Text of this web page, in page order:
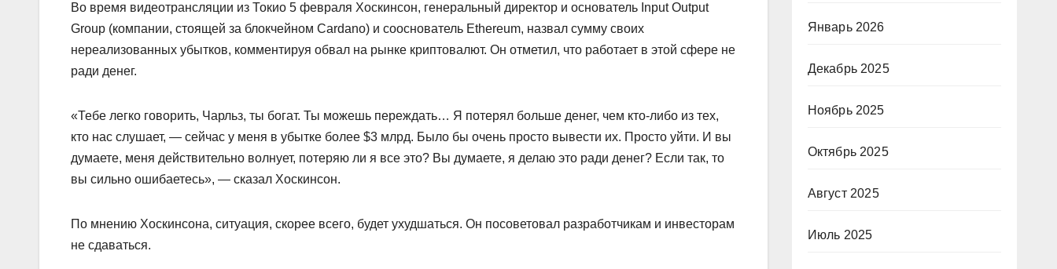
Во время видеотрансляции из Токио 5 февраля Хоскинсон, генеральный директор и основатель Input Output
Group (компании, стоящей за блокчейном Cardano) и сооснователь Ethereum, назвал сумму своих
нереализованных убытков, комментируя обвал на рынке криптовалют. Он отметил, что работает в этой сфере не
ради денег.
«Тебе легко говорить, Чарльз, ты богат. Ты можешь переждать… Я потерял больше денег, чем кто-либо из тех,
кто нас слушает, — сейчас у меня в убытке более $3 млрд. Было бы очень просто вывести их. Просто уйти. И вы
думаете, меня действительно волнует, потеряю ли я все это? Вы думаете, я делаю это ради денег? Если так, то
вы сильно ошибаетесь», — сказал Хоскинсон.
По мнению Хоскинсона, ситуация, скорее всего, будет ухудшаться. Он посоветовал разработчикам и инвесторам
не сдаваться.
Январь 2026
Декабрь 2025
Ноябрь 2025
Октябрь 2025
Август 2025
Июль 2025